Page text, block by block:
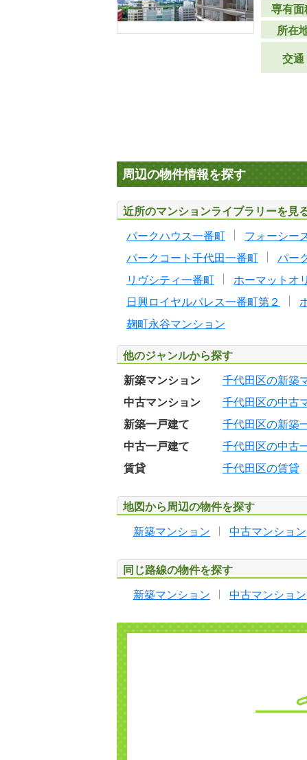
専有面
所在
交通
周辺の物件情報を探す
近所のマンションライブラリーを見
パークハウス一番町 フォーシー
パークコート千代田一番町
パー
リヴシティ一番町
ホーマットオ
日興ロイヤルパレス一番町第２
麹町永谷マンション
他のジャンルから探す
新築マンション 千代田区の新築
中古マンション
千代田区の中古
新築一戸建て
千代田区の新築
中古一戸建て
千代田区の中古
賃貸
千代田区の賃貸
地図から周辺の物件を探す
新築マンション 中古マンション
同じ路線の物件を探す
新築マンション 中古マンション